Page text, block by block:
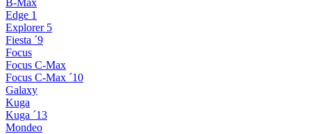
B-Max
Edge 1
Explorer 5
Fiesta ´9
Focus
Focus C-Max
Focus C-Max ´10
Galaxy
Kuga
Kuga ´13
Mondeo